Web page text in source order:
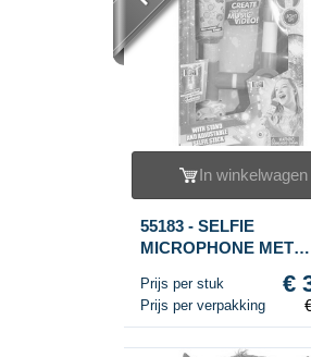
In winkelwagen
55183 - SELFIE
MICROPHONE MET
Prijs per stuk €
Prijs per verpakking